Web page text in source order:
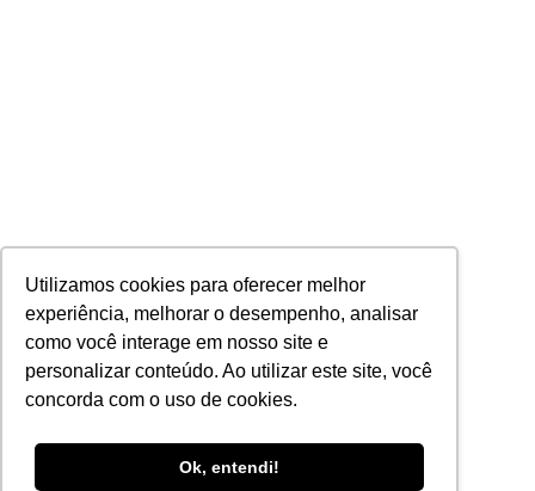
Utilizamos cookies para oferecer melhor
experiência, melhorar o desempenho, analisar
como você interage em nosso site e
personalizar conteúdo. Ao utilizar este site, você
concorda com o uso de cookies.
Ok, entendi!